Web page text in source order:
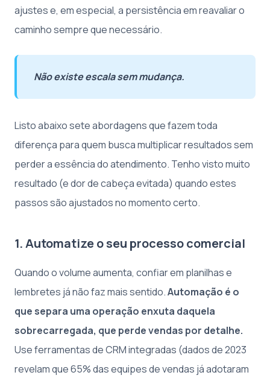
ajustes e, em especial, a persistência em reavaliar o
caminho sempre que necessário.
Não existe escala sem mudança.
Listo abaixo sete abordagens que fazem toda
diferença para quem busca multiplicar resultados sem
perder a essência do atendimento. Tenho visto muito
resultado (e dor de cabeça evitada) quando estes
passos são ajustados no momento certo.
1. Automatize o seu processo comercial
Quando o volume aumenta, confiar em planilhas e
lembretes já não faz mais sentido.Automação é o
que separa uma operação enxuta daquela
sobrecarregada, que perde vendas por detalhe.
Use ferramentas de CRM integradas (dados de 2023
revelam que 65% das equipes de vendas já adotaram